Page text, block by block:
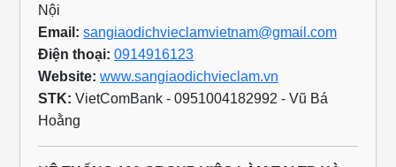
Bạch Đằng, Quận Hai Bà Trưng, Thành phố Hà
Nội
Email: sangiaodichvieclamvietnam@gmail.com
Điện thoại: 0914916123
Website: www.sangiaodichvieclam.vn
STK:VietComBank - 0951004182992 - Vũ Bá
Hoằng